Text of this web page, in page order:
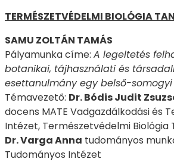
TERMÉSZETVÉDELMI BIOLÓGIA
SAMU ZOLTÁN TAMÁS
Pályamunka címe: A legeltetés
botanikai, tájhasználati és
esettanulmány egy belső-
Témavezető: Dr. Bódis Judit
docens MATE Vadgazdálkodási és
Intézet, Természetvédelmi Biológia
Dr. Varga Anna tudományos
Tudományos Intézet